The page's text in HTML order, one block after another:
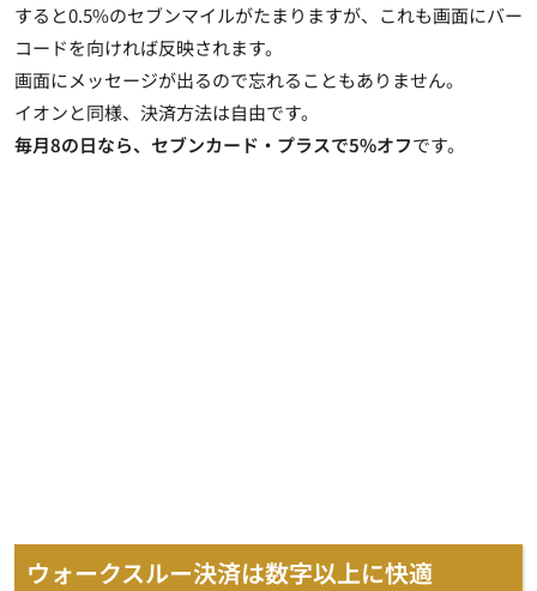
すると0.5%のセブンマイルがたまりますが、これも画面にバー
コードを向ければ反映されます。
画面にメッセージが出るので忘れることもありません。
イオンと同様、決済方法は自由です。
毎月8の日なら、セブンカード・プラスで5%オフです。
ウォークスルー決済は数字以上に快適